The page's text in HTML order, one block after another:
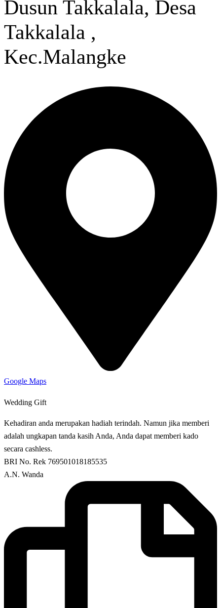
Dusun Takkalala, Desa
Takkalala ,
Kec.Malangke
Google Maps
Wedding Gift
Kehadiran anda merupakan hadiah terindah. Namun jika memberi
adalah ungkapan tanda kasih Anda, Anda dapat memberi kado
secara cashless.
BRI No. Rek 769501018185535
A.N. Wanda